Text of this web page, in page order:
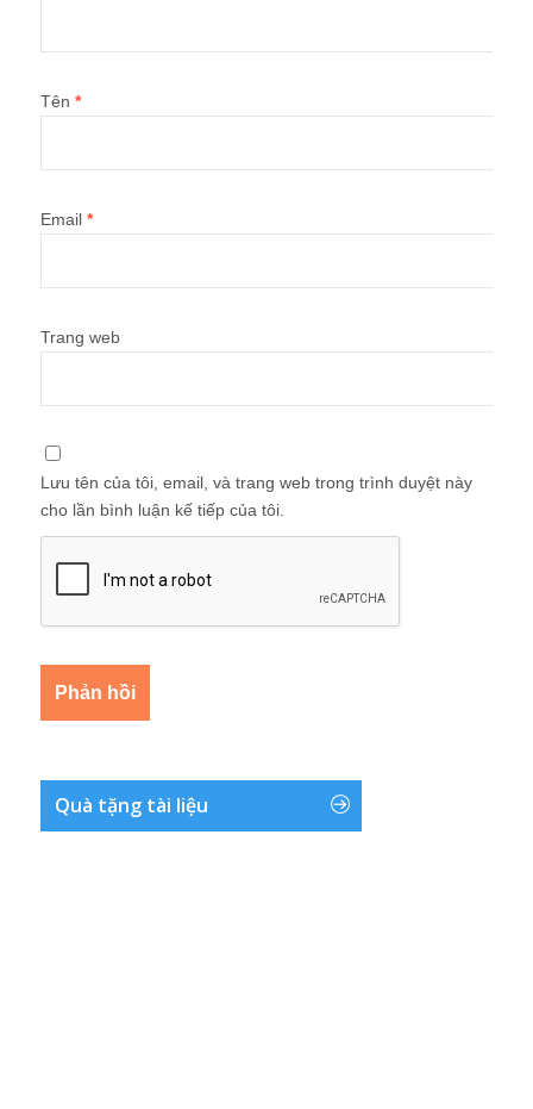
Tên *
Email *
Trang web
Lưu tên của tôi, email, và trang web trong trình duyệt này
cho lần bình luận kế tiếp của tôi.
Quà tặng tài liệu